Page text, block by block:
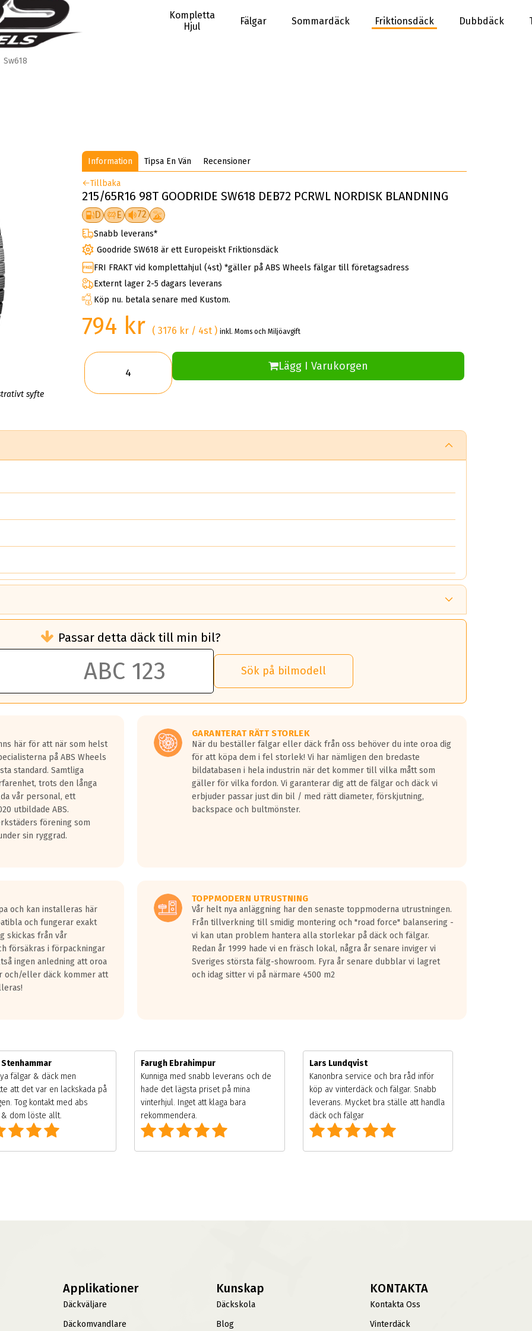
Kompletta
Hjul
Fälgar Sommardäck Friktionsdäck Dubbdäck
Sw618
syfte
Information Tipsa En Vän Recensioner
Tillbaka
215/65R16 98T GOODRIDE SW618 DEB72 PCRWL NORDISK BLANDNING
D E 72
Snabb leverans*
Goodride SW618 är ett Europeiskt Friktionsdäck
FRI FRAKT vid komplettahjul (4st) *gäller på ABS Wheels fälgar till företagsadress
Externt lager 2-5 dagars leverans
Köp nu. betala senare med Kustom.
794 kr ( 3176 kr / 4st )inkl. Moms och Miljöavgift
Lägg I Varukorgen
än ett klass G däck.
50 liter bränsle med ett klass A däck gentemot ett klass G däck.
vilken rutt du kör, samt vilken körstil du använder.
lastbilar.
på en väg där det ligger 0.5-1.5 mm vatten.
fyra billängder( ca 18meter) mellan däck med betyg A gentemot
överträffa motorljudet.
ett däck med vågar. Hög bullernivå markeras med svarta vågor
kraven som finns i dagsläget, men är inte längre tillåtna enligt nya
Passar detta däck till min bil?
Sök på bilmodell
här för att när som helst
på ABS Wheels
standard. Samtliga
trots den långa
vår personal, ett
utbildade ABS.
förening som
sin ryggrad.
GARANTERAT RÄTT STORLEK
När du beställer fälgar eller däck från oss behöver du inte oroa dig
för att köpa dem i fel storlek! Vi har nämligen den bredaste
bildatabasen i hela industrin när det kommer till vilka mått som
gäller för vilka fordon. Vi garanterar dig att de fälgar och däck vi
erbjuder passar just din bil / med rätt diameter, förskjutning,
backspace och bultmönster.
och kan installeras här
och fungerar exakt
skickas från vår
försäkras i förpackningar
ingen anledning att oroa
och/eller däck kommer att
TOPPMODERN UTRUSTNING
Vår helt nya anläggning har den senaste toppmoderna utrustningen.
Från tillverkning till smidig montering och "road force" balansering -
vi kan utan problem hantera alla storlekar på däck och fälgar.
Redan år 1999 hade vi en fräsch lokal, några år senare inviger vi
Sveriges största fälg-showroom. Fyra år senare dubblar vi lagret
och idag sitter vi på närmare 4500 m2
Stenhammar
fälgar & däck men
att det var en lackskada på
Tog kontakt med abs
dom löste allt.
Farugh Ebrahimpur
Kunniga med snabb leverans och de
hade det lägsta priset på mina
vinterhjul. Inget att klaga bara
rekommendera.
Lars Lundqvist
Kanonbra service och bra råd inför
köp av vinterdäck och fälgar. Snabb
leverans. Mycket bra ställe att handla
däck och fälgar
Applikationer
Däckväljare
Däckomvandlare
Kunskap
Däckskola
Blog
KONTAKTA
Kontakta Oss
Vinterdäck